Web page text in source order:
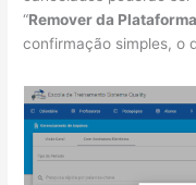
“Remover da
confirmação simples, o